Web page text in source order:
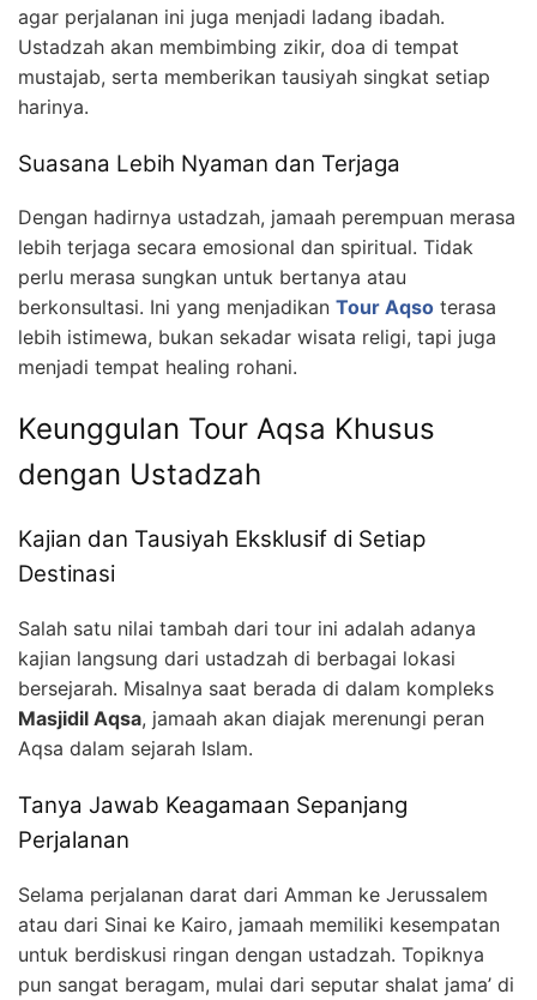
agar perjalanan ini juga menjadi ladang ibadah.
Ustadzah akan membimbing zikir, doa di tempat
mustajab, serta memberikan tausiyah singkat setiap
harinya.
Suasana Lebih Nyaman dan Terjaga
Dengan hadirnya ustadzah, jamaah perempuan merasa
lebih terjaga secara emosional dan spiritual. Tidak
perlu merasa sungkan untuk bertanya atau
berkonsultasi. Ini yang menjadikan Tour Aqso terasa
lebih istimewa, bukan sekadar wisata religi, tapi juga
menjadi tempat healing rohani.
Keunggulan Tour Aqsa Khusus
dengan Ustadzah
Kajian dan Tausiyah Eksklusif di Setiap
Destinasi
Salah satu nilai tambah dari tour ini adalah adanya
kajian langsung dari ustadzah di berbagai lokasi
bersejarah. Misalnya saat berada di dalam kompleks
Masjidil Aqsa, jamaah akan diajak merenungi peran
Aqsa dalam sejarah Islam.
Tanya Jawab Keagamaan Sepanjang
Perjalanan
Selama perjalanan darat dari Amman ke Jerussalem
atau dari Sinai ke Kairo, jamaah memiliki kesempatan
untuk berdiskusi ringan dengan ustadzah. Topiknya
pun sangat beragam, mulai dari seputar shalat jama’ di